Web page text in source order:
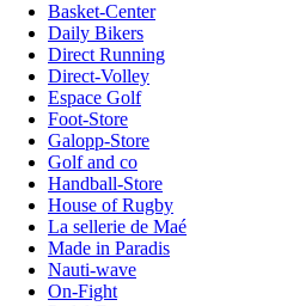
Basket-Center
Daily Bikers
Direct Running
Direct-Volley
Espace Golf
Foot-Store
Galopp-Store
Golf and co
Handball-Store
House of Rugby
La sellerie de Maé
Made in Paradis
Nauti-wave
On-Fight